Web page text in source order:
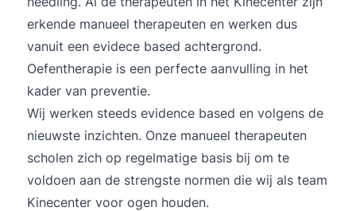
erkende manueel therapeuten en werken dus
vanuit een evidece based achtergrond.
Oefentherapie is een perfecte aanvulling in het
kader van preventie.
Wij werken steeds evidence based en volgens de
nieuwste inzichten. Onze manueel therapeuten
scholen zich op regelmatige basis bij om te
voldoen aan de strengste normen die wij als team
Kinecenter voor ogen houden.